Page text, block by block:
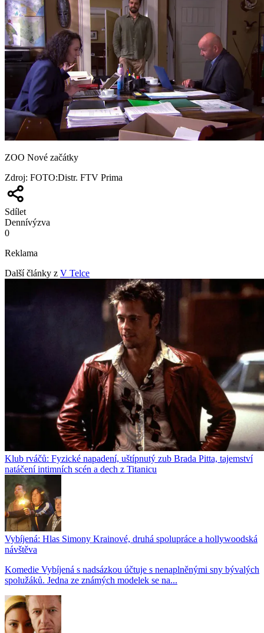
ZOO Nové začátky
Zdroj: FOTO:Distr. FTV Prima
Sdílet
Dennívýzva
0
Reklama
Další články z V Telce
Klub rváčů: Fyzické napadení, uštípnutý zub Brada Pitta, tajemství
natáčení intimních scén a dech z Titanicu
Vybíjená: Hlas Simony Krainové, druhá spolupráce a hollywoodská
návštěva
Komedie Vybíjená s nadsázkou účtuje s nenaplněnými sny bývalých
spolužáků. Jedna ze známých modelek se na...